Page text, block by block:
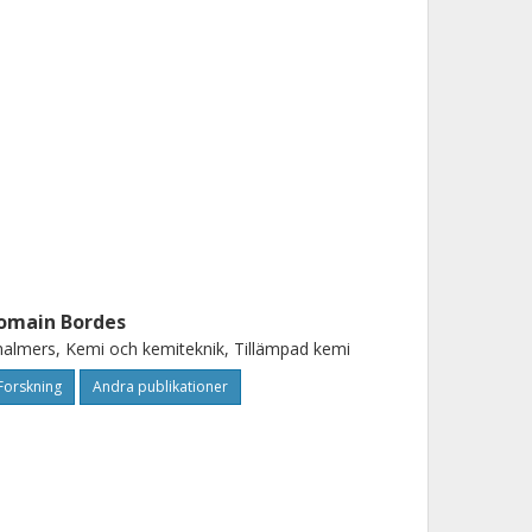
Bordes
Kemi och kemiteknik, Tillämpad kemi
Andra publikationer